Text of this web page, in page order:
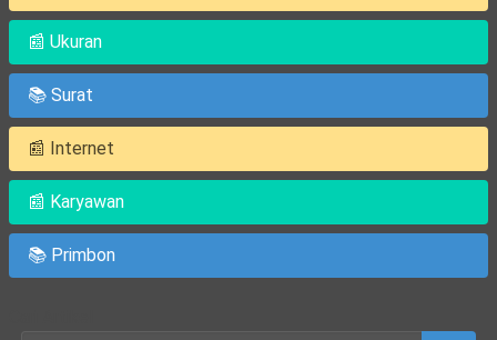
📰 Ukuran
📚 Surat
📰 Internet
📰 Karyawan
📚 Primbon